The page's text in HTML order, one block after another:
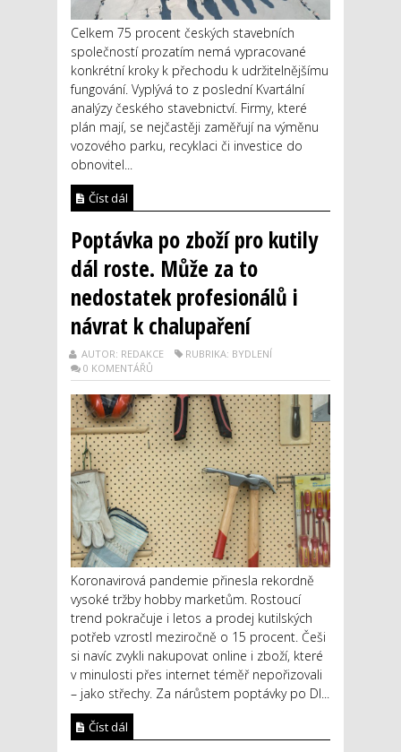
Celkem 75 procent českých stavebních
společností prozatím nemá vypracované
konkrétní kroky k přechodu k udržitelnějšímu
fungování. Vyplývá to z poslední Kvartální
analýzy českého stavebnictví. Firmy, které
plán mají, se nejčastěji zaměřují na výměnu
vozového parku, recyklaci či investice do
obnovitel...
Číst dál
Poptávka po zboží pro kutily
dál roste. Může za to
nedostatek profesionálů i
návrat k chalupaření
AUTOR: REDAKCE
RUBRIKA: BYDLENÍ
0 KOMENTÁŘŮ
Koronavirová pandemie přinesla rekordně
vysoké tržby hobby marketům. Rostoucí
trend pokračuje i letos a prodej kutilských
potřeb vzrostl meziročně o 15 procent. Češi
si navíc zvykli nakupovat online i zboží, které
v minulosti přes internet téměř nepořizovali
– jako střechy. Za nárůstem poptávky po DI...
Číst dál